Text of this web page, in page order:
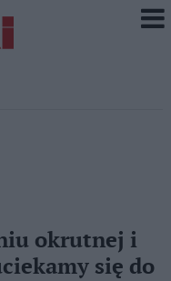
okrutnej i
się do